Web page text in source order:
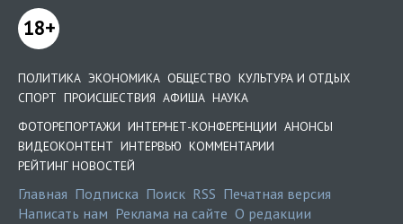
18+
ПОЛИТИКА ЭКОНОМИКА ОБЩЕСТВО КУЛЬТУРА И ОТДЫХ
СПОРТ ПРОИСШЕСТВИЯ АФИША НАУКА
ФОТОРЕПОРТАЖИ ИНТЕРНЕТ-КОНФЕРЕНЦИИ АНОНСЫ
ВИДЕОКОНТЕНТ ИНТЕРВЬЮ КОММЕНТАРИИ
РЕЙТИНГ НОВОСТЕЙ
Главная Подписка Поиск RSS Печатная версия
Написать нам Реклама на сайте О редакции